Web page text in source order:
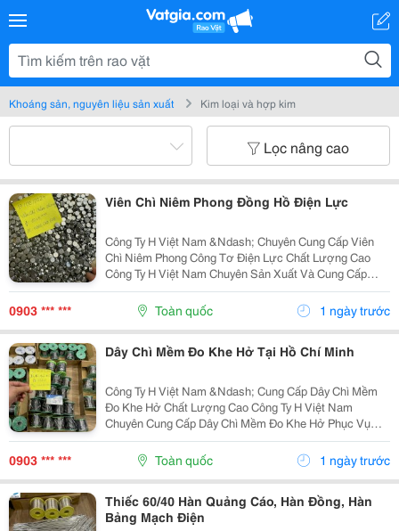
Khoáng sản, nguyên liệu sản xuất Kim loại và hợp kim
Lọc nâng cao
Viên Chì Niêm Phong Đồng Hồ Điện Lực
Công Ty H Việt Nam &Ndash; Chuyên Cung Cấp Viên
Chì Niêm Phong Công Tơ Điện Lực Chất Lượng Cao
Công Ty H Việt Nam Chuyên Sản Xuất Và Cung Cấp
Viên Chì Niêm Phong Công Tơ Điện Lực Với Chất
Lượng Ổn Định, Đáp Ứng Nhu Cầu Của Các Đơn Vị
Điện Lực,...
0903 *** *** Toàn quốc 1 ngày trước
Dây Chì Mềm Đo Khe Hở Tại Hồ Chí Minh
Công Ty H Việt Nam &Ndash; Cung Cấp Dây Chì Mềm
Đo Khe Hở Chất Lượng Cao Công Ty H Việt Nam
Chuyên Cung Cấp Dây Chì Mềm Đo Khe Hở Phục Vụ
Ngành Cơ Khí, Sửa Chữa Máy Móc, Đóng Tàu Và Công
Nghiệp Kỹ Thuật. Thông Tin Sản Phẩm: ✅ Dây Chì Mềm
Độ Tinh...
0903 *** *** Toàn quốc 1 ngày trước
Thiếc 60/40 Hàn Quảng Cáo, Hàn Đồng, Hàn
Bảng Mạch Điện